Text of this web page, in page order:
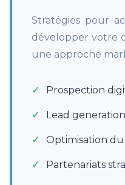
Stratégies pour
développer votre
une approche
Prospection
Lead generation
Optimisation
Partenariats